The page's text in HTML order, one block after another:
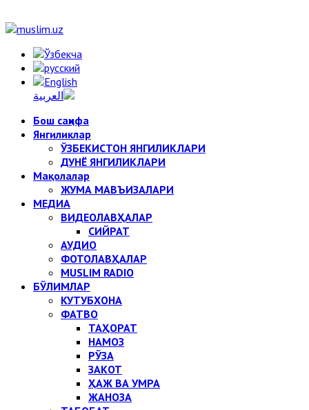
Бош саҳифа
Янгиликлар
ЎЗБЕКИСТОН ЯНГИЛИКЛАРИ
ДУНЁ ЯНГИЛИКЛАРИ
Мақолалар
ЖУМА МАВЪИЗАЛАРИ
МЕДИА
ВИДЕОЛАВҲАЛАР
СИЙРАТ
АУДИО
ФОТОЛАВҲАЛАР
MUSLIM RADIO
БЎЛИМЛАР
КУТУБХОНА
ФАТВО
ТАҲОРАТ
НАМОЗ
РЎЗА
ЗАКОТ
ҲАЖ ВА УМРА
ЖАНОЗА